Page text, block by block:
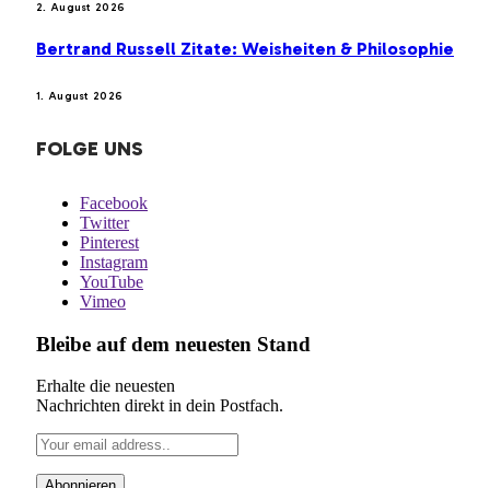
2. August 2026
Bertrand Russell Zitate: Weisheiten & Philosophie
1. August 2026
FOLGE UNS
Facebook
Twitter
Pinterest
Instagram
YouTube
Vimeo
Bleibe auf dem neuesten Stand
Erhalte die neuesten
Nachrichten direkt in dein Postfach.